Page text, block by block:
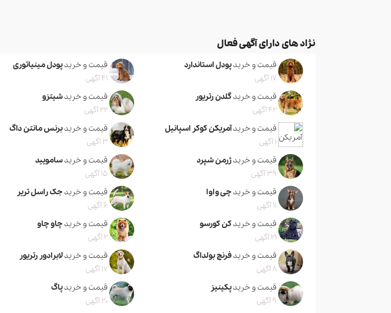
نژاد های دارای آگهی فعال
قیمت و خریدپودل استاندارد
17 آگهی
قیمت و خریدپودل مینیاتوری
41 آگهی
قیمت و خریدگلدن رتریور
42 آگهی
قیمت و خریدشیتزو
22 آگهی
قیمت و خریدآمریکن کوکر اسپانیل
1 آگهی
قیمت و خریدبرنس مانتن داگ
3 آگهی
قیمت و خریدژرمن شپرد
39 آگهی
قیمت و خریدسامویید
15 آگهی
قیمت و خریدچی واوا
11 آگهی
قیمت و خریدجک راسل تریر
6 آگهی
قیمت و خریدکن کورسو
21 آگهی
قیمت و خریدچاو چاو
2 آگهی
قیمت و خریدفرنچ بولداگ
8 آگهی
قیمت و خریدلابرادور رتریور
17 آگهی
قیمت و خریدپکینیز
9 آگهی
قیمت و خریدپاگ
20 آگهی